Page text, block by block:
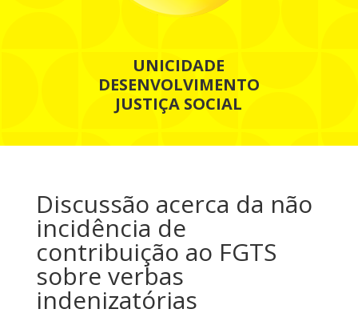
UNICIDADE
DESENVOLVIMENTO
JUSTIÇA SOCIAL
Discussão acerca da não
incidência de
contribuição ao FGTS
sobre verbas
indenizatórias